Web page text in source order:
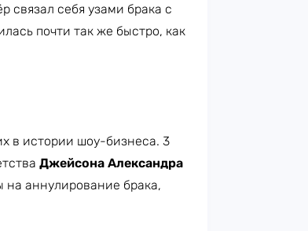
связал себя узами брака с
почти так же быстро, как
в истории шоу-бизнеса. 3
Джейсона Александра
на аннулирование брака,